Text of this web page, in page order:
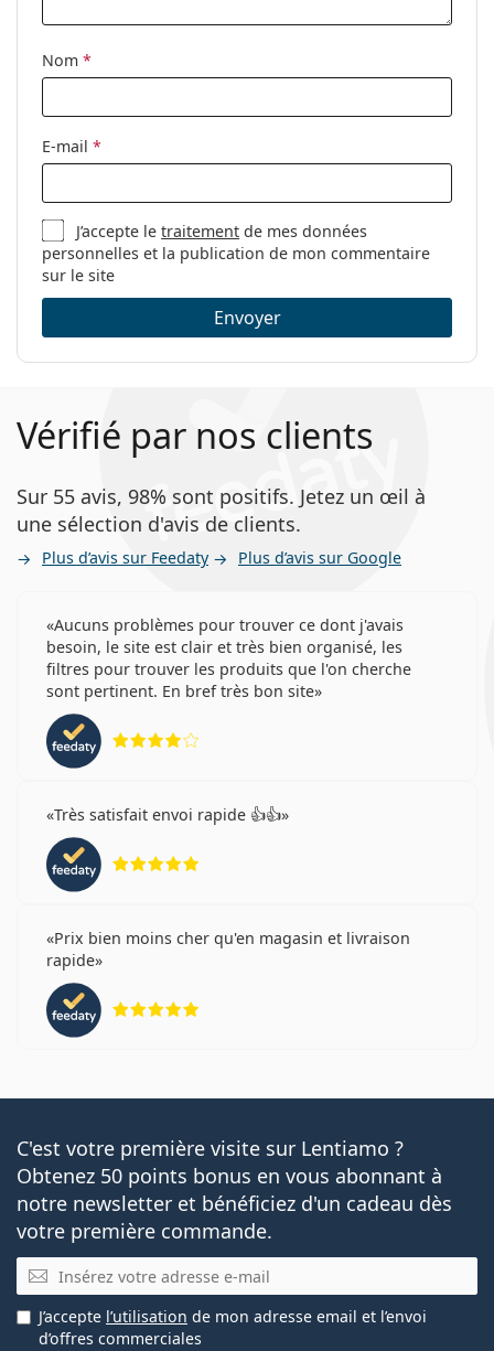
Catégorie:
Lunettes de vue
Marque:
Levi´s
Code:
Nom *
E-mail *
J’accepte letraitement de mes données
personnelles et la publication de mon commentaire
sur le site
Envoyer
Vérifié par nos clients
Sur 55 avis, 98% sont positifs. Jetez un œil à
une sélection d'avis de clients.
Plus d’avis sur Feedaty Plus d’avis sur Google
Aucuns problèmes pour trouver ce dont j'avais
besoin, le site est clair et très bien organisé, les
filtres pour trouver les produits que l'on cherche
sont pertinent. En bref très bon site
Très satisfait envoi rapide 👍👍
Prix bien moins cher qu'en magasin et livraison
rapide
C'est votre première visite sur Lentiamo ?
Obtenez 50 points bonus en vous abonnant à
notre newsletter et bénéficiez d'un cadeau dès
votre première commande.
E-mail
J’accepte l’utilisation de mon adresse email et l’envoi
d’offres commerciales